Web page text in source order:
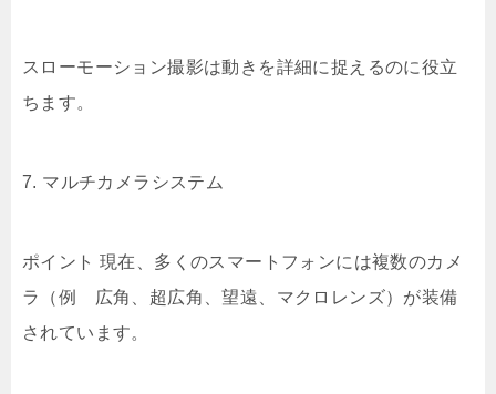
スローモーション撮影は動きを詳細に捉えるのに役立
ちます。
7. マルチカメラシステム
ポイント 現在、多くのスマートフォンには複数のカメ
ラ（例 広角、超広角、望遠、マクロレンズ）が装備
されています。